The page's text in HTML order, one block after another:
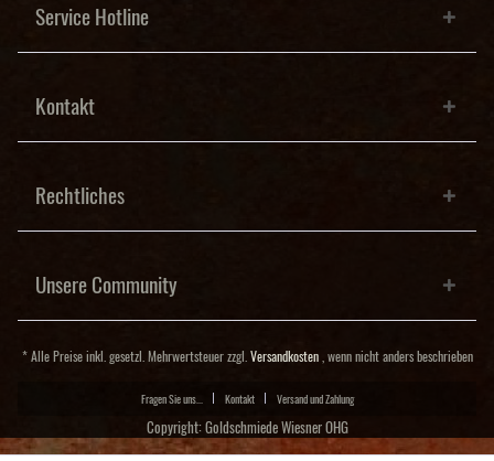
Service Hotline
Kontakt
Rechtliches
Unsere Community
* Alle Preise inkl. gesetzl. Mehrwertsteuer zzgl. Versandkosten, wenn nicht anders beschrieben
Fragen Sie uns... Kontakt Versand und Zahlung
Copyright: Goldschmiede Wiesner OHG